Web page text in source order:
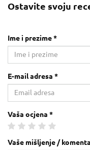
Ostavite svoju
Ime i prezime *
E-mail adresa *
Vaša ocjena *
Vaše mišljenje /